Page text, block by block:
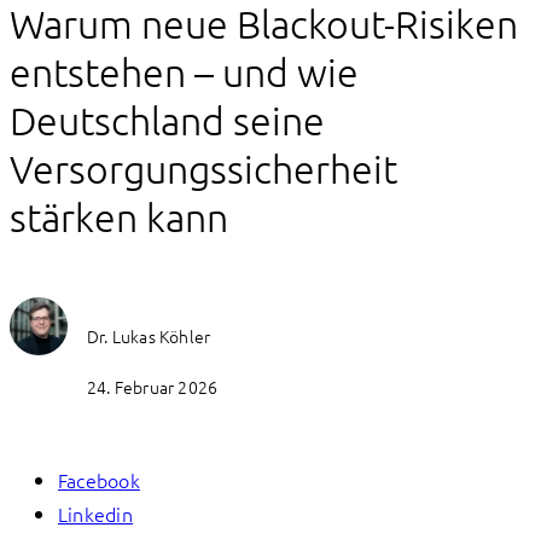
Warum neue Blackout-Risiken
entstehen – und wie
Deutschland seine
Versorgungssicherheit
stärken kann
Dr. Lukas Köhler
24. Februar 2026
Facebook
Linkedin